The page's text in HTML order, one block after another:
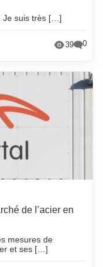
Je suis très […]
39 0
de l’acier en
mesures de
et ses […]